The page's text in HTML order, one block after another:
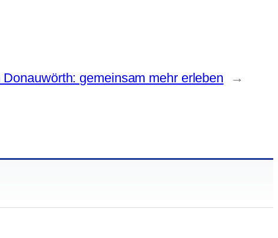
gemeinsam mehr erleben →